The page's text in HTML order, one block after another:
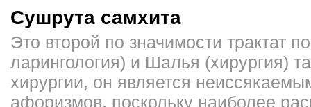
Сушрута самхита
Это второй по значимости трактат
ларингология) и Шалья (хирургия)
хирургии, он является
афоризмов, поскольку наиболее